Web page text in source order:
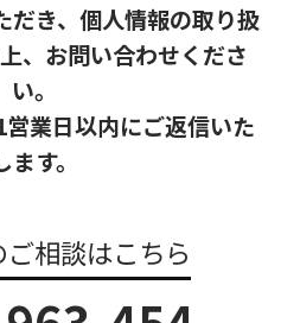
だき、個人情報の取り扱
、お問い合わせくださ
い。
業日以内にご返信いた
ます。
相談はこちら